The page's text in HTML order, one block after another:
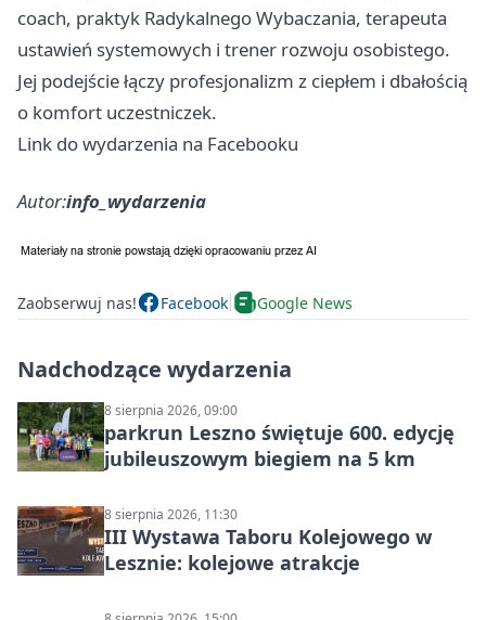
coach, praktyk Radykalnego Wybaczania, terapeuta
ustawień systemowych i trener rozwoju osobistego.
Jej podejście łączy profesjonalizm z ciepłem i dbałością
o komfort uczestniczek.
Link do wydarzenia na Facebooku
Autor:info_wydarzenia
Zaobserwuj nas! Facebook Google News
Nadchodzące wydarzenia
8 sierpnia 2026, 09:00
parkrun Leszno świętuje 600. edycję
jubileuszowym biegiem na 5 km
8 sierpnia 2026, 11:30
III Wystawa Taboru Kolejowego w
Lesznie: kolejowe atrakcje